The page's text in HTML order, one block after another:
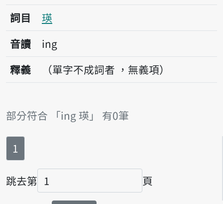
詞目
瑛
音讀
ing
釋義
（單字不成詞者 ，無義項）
部分符合 「ing 瑛」 有0筆
第
1
跳去第
頁碼
頁